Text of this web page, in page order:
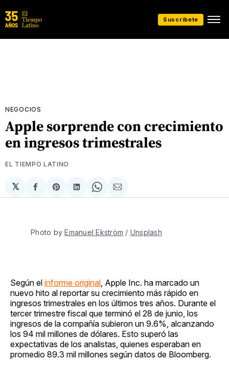
Suscríbete
NEGOCIOS
Apple sorprende con crecimiento
en ingresos trimestrales
EL TIEMPO LATINO
𝕏
Compartir
en
Share
on
Compartir
en
Share
on
Compartir
via
Photo by Emanuel Ekström / Unsplash
Según el informe original , Apple Inc. ha marcado un
nuevo hito al reportar su crecimiento más rápido en
ingresos trimestrales en los últimos tres años. Durante el
tercer trimestre fiscal que terminó el 28 de junio, los
ingresos de la compañía subieron un 9.6%, alcanzando
los 94 mil millones de dólares. Esto superó las
expectativas de los analistas, quienes esperaban en
promedio 89.3 mil millones según datos de Bloomberg.